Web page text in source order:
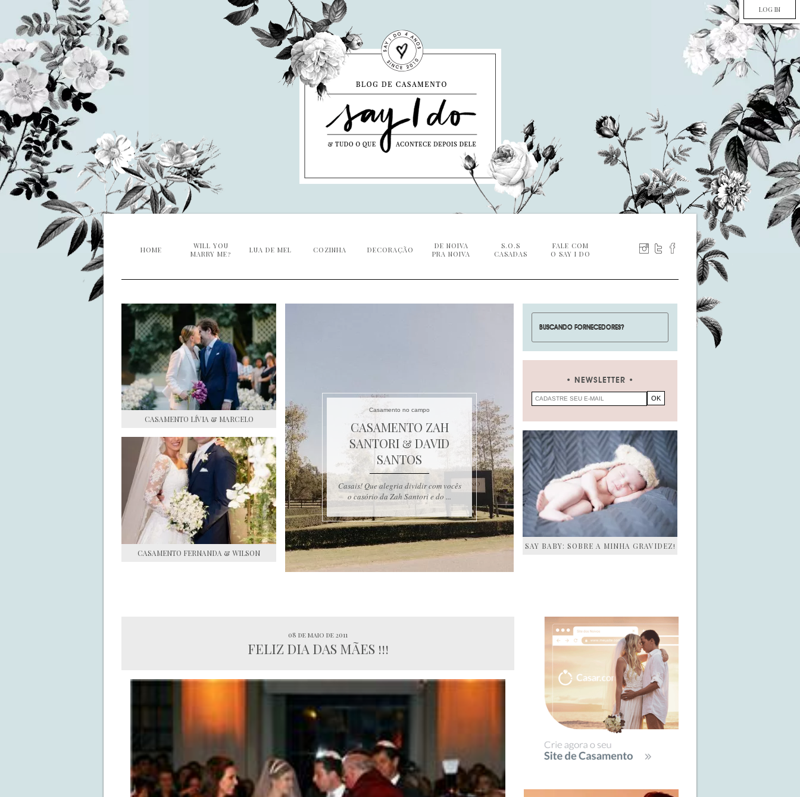
LOG IN
HOME
WILL YOU
MARRY ME?
LUA DE MEL COZINHA DECORAÇÃO
DE NOIVA
PRA NOIVA
S.O.S
CASADAS
FALE COM
O SAY I DO
CASAMENTO LÍVIA & MARCELO
CASAMENTO FERNANDA & WILSON
Casamento no campo
CASAMENTO ZAH
SANTORI & DAVID
SANTOS
Casais! Que alegria dividir com vocês
o casório da Zah Santori e do ...
NEWSLETTER
SAY BABY: SOBRE A MINHA GRAVIDEZ!
08 de maio de 2011
FELIZ DIA DAS MÃES !!!
SIDEBAR